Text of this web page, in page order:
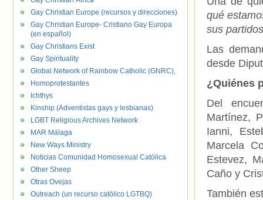
qué
sus
Las
desde
¿Quiénes
Del
Martínez,
Ianni,
Marcela
Estevez,
Caño y
También
Gay Christian Europe (recursos y direcciones)
Gay Christian Europe- Cristiano Gay Europa
(en español)
Gay Christians Exist
Gay Spirituality
Global Network of Rainbow Catholic (GNRC),
Homoprotestantes
Ichthys
Kinship (Adventistas gays y lesbianas)
LGBT Religious Archives Network
MAR Málaga
New Ways Ministry
Noticias Comunidad Homosexual Católica
Other Sheep
Otras Ovejas
Outreach (un recurso católico LGTBQ)